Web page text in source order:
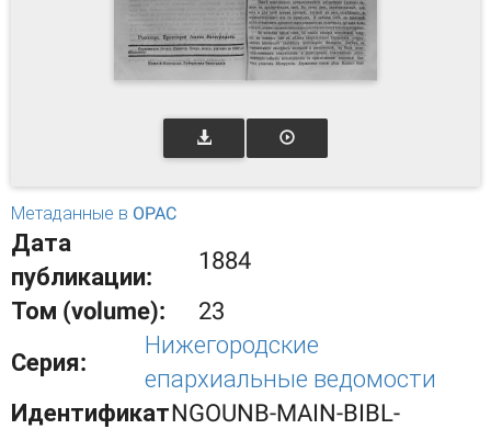
Метаданные в OPAC
Дата
публикации:
1884
Том (volume):
23
Серия:
Нижегородские
епархиальные ведомости
ИдентификатNGOUNB-MAIN-BIBL-